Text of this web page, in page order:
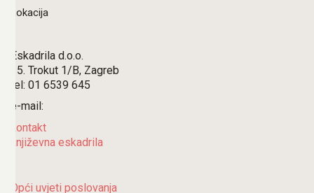
Lokacija
Eskadrila d.o.o.
15. Trokut 1/B, Zagreb
tel: 01 6539 645
e-mail:
kontakt
književna eskadrila
Opći uvjeti poslovanja